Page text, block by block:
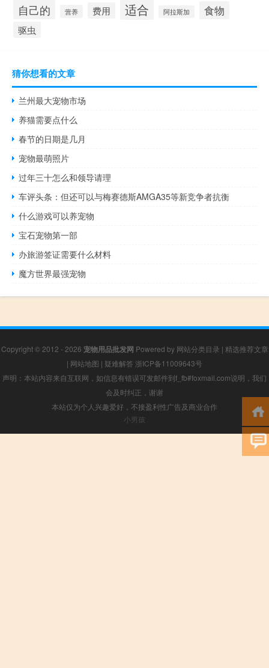
自己的 营养 费用 适合 阿拉斯加 食物
驱虫
猜你想看的文章
兰州最大宠物市场
养猫需要点什么
春节的日期是几月
宠物最萌照片
过年三十怎么和领导请理
车评头条：但还可以与梅赛德斯AMGA35等新竞争者抗衡
什么游戏可以养宠物
宝石宠物第一部
办旅游签证需要什么材料
魔方世界最强宠物
Copyright © 2012 - 2026 宠物用品批发网 Powered by 网站分类目录 | 精选推荐文章
| 网站地图 | 疑难解答 浙ICP备11009643号
声明：本站内容来自互联网，如信息有错误可发邮件到f_fb#foxmail.com说明，我们
会及时纠正，谢谢
本站仅为个人兴趣爱好，不接盈利性广告及商业合作
小男孩